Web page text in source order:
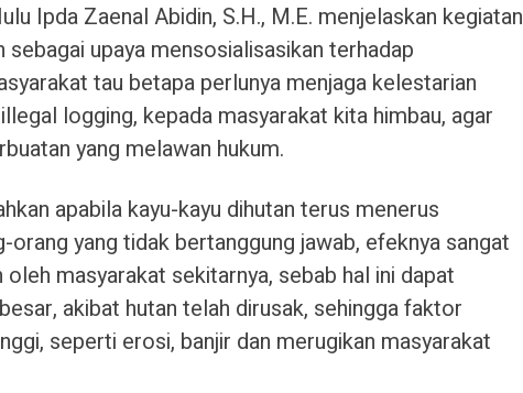
Ipda Zaenal Abidin, S.H., M.E. menjelaskan kegiatan
sebagai upaya mensosialisasikan terhadap
tau betapa perlunya menjaga kelestarian
logging, kepada masyarakat kita himbau, agar
yang melawan hukum.
apabila kayu-kayu dihutan terus menerus
orang yang tidak bertanggung jawab, efeknya sangat
masyarakat sekitarnya, sebab hal ini dapat
akibat hutan telah dirusak, sehingga faktor
seperti erosi, banjir dan merugikan masyarakat